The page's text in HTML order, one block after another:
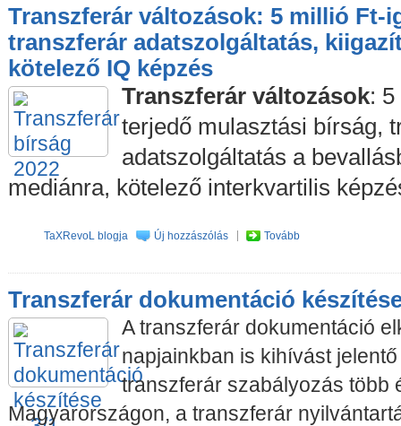
Transzferár változások: 5 millió Ft-
transzferár adatszolgáltatás,
kötelező IQ képzés
Transzferár változások:
terjedő mulasztási bírság,
adatszolgáltatás a
mediánra, kötelező interkvartilis
TaXRevoL blogja Új hozzászólás Tovább
Transzferár dokumentáció
A transzferár dokumentáció
napjainkban is kihívást
transzferár szabályozás több
Magyarországon, a transzferár